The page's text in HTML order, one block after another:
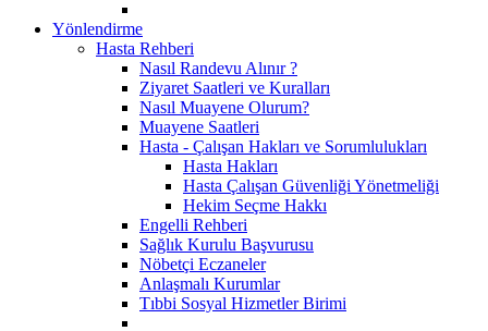
Yönlendirme
Hasta Rehberi
Nasıl Randevu Alınır ?
Ziyaret Saatleri ve Kuralları
Nasıl Muayene Olurum?
Muayene Saatleri
Hasta - Çalışan Hakları ve Sorumlulukları
Hasta Hakları
Hasta Çalışan Güvenliği Yönetmeliği
Hekim Seçme Hakkı
Engelli Rehberi
Sağlık Kurulu Başvurusu
Nöbetçi Eczaneler
Anlaşmalı Kurumlar
Tıbbi Sosyal Hizmetler Birimi